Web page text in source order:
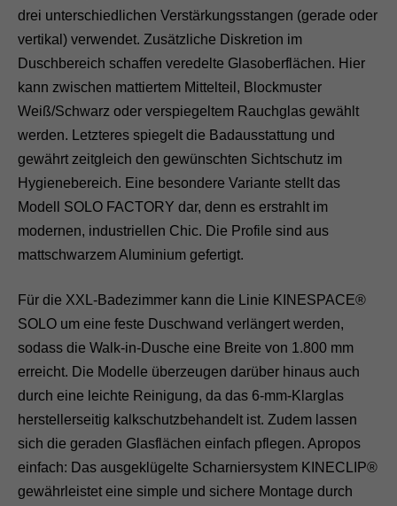
drei unterschiedlichen Verstärkungsstangen (gerade oder
vertikal) verwendet. Zusätzliche Diskretion im
Duschbereich schaffen veredelte Glasoberflächen. Hier
kann zwischen mattiertem Mittelteil, Blockmuster
Weiß/Schwarz oder verspiegeltem Rauchglas gewählt
werden. Letzteres spiegelt die Badausstattung und
gewährt zeitgleich den gewünschten Sichtschutz im
Hygienebereich. Eine besondere Variante stellt das
Modell SOLO FACTORY dar, denn es erstrahlt im
modernen, industriellen Chic. Die Profile sind aus
mattschwarzem Aluminium gefertigt.
Für die XXL-Badezimmer kann die Linie KINESPACE®
SOLO um eine feste Duschwand verlängert werden,
sodass die Walk-in-Dusche eine Breite von 1.800 mm
erreicht. Die Modelle überzeugen darüber hinaus auch
durch eine leichte Reinigung, da das 6-mm-Klarglas
herstellerseitig kalkschutzbehandelt ist. Zudem lassen
sich die geraden Glasflächen einfach pflegen. Apropos
einfach: Das ausgeklügelte Scharniersystem KINECLIP®
gewährleistet eine simple und sichere Montage durch